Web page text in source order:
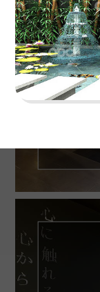
Phong